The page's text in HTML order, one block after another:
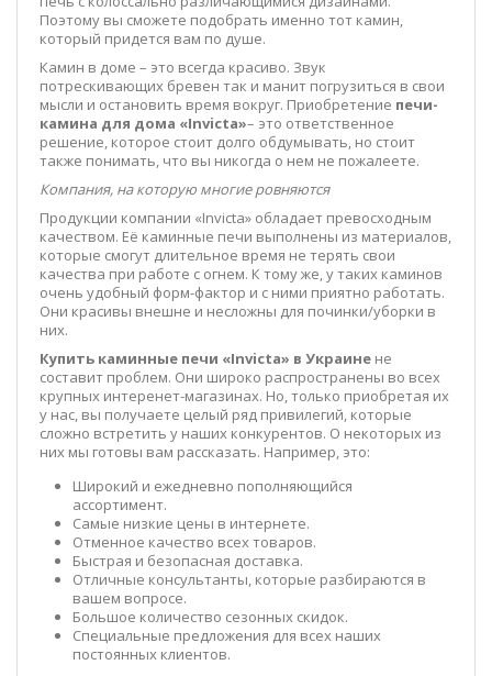
Поэтому вы сможете подобрать именно тот камин,
который придется вам по душе.
Камин в доме – это всегда красиво. Звук
потрескивающих бревен так и манит погрузиться в свои
мысли и остановить время вокруг. Приобретение печи-
камина для дома «Invicta»– это ответственное
решение, которое стоит долго обдумывать, но стоит
также понимать, что вы никогда о нем не пожалеете.
Компания, на которую многие ровняются
Продукции компании «Invicta» обладает превосходным
качеством. Её каминные печи выполнены из материалов,
которые смогут длительное время не терять свои
качества при работе с огнем. К тому же, у таких каминов
очень удобный форм-фактор и с ними приятно работать.
Они красивы внешне и несложны для починки/уборки в
них.
Купить каминные печи «Invicta» в Украине не
составит проблем. Они широко распространены во всех
крупных интеренет-магазинах. Но, только приобретая их
у нас, вы получаете целый ряд привилегий, которые
сложно встретить у наших конкурентов. О некоторых из
них мы готовы вам рассказать. Например, это:
Широкий и ежедневно пополняющийся
ассортимент.
Самые низкие цены в интернете.
Отменное качество всех товаров.
Быстрая и безопасная доставка.
Отличные консультанты, которые разбираются в
вашем вопросе.
Большое количество сезонных скидок.
Специальные предложения для всех наших
постоянных клиентов.